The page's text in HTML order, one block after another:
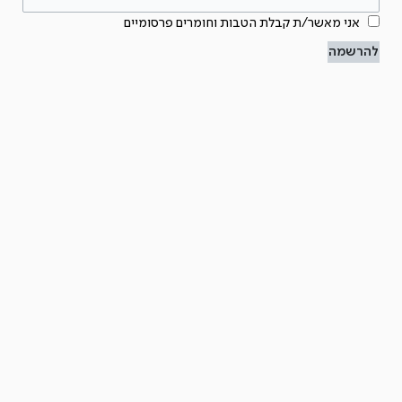
אני מאשר/ת קבלת הטבות וחומרים פרסומיים
להרשמה